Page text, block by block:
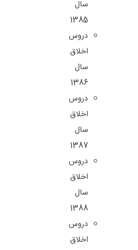
سال
1385
دروس
اخلاق
سال
1386
دروس
اخلاق
سال
1387
دروس
اخلاق
سال
1388
دروس
اخلاق